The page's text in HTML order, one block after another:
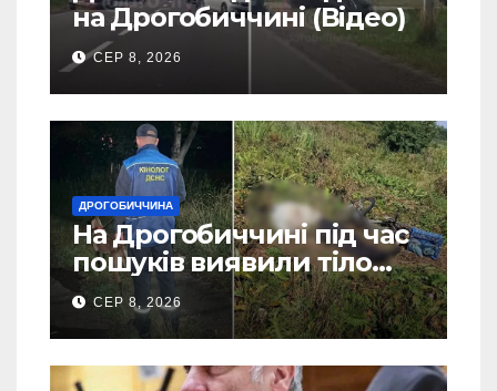
на Дрогобиччині (Відео)
СЕР 8, 2026
ДРОГОБИЧЧИНА
На Дрогобиччині під час
пошуків виявили тіло
зниклого чоловіка (Фото)
СЕР 8, 2026